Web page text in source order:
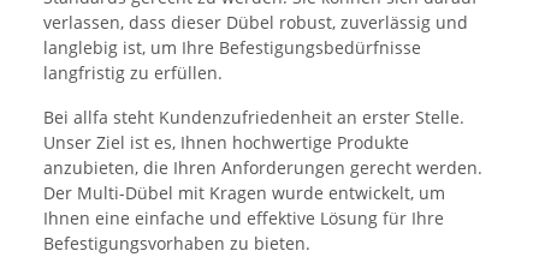
verlassen, dass dieser Dübel robust, zuverlässig und
langlebig ist, um Ihre Befestigungsbedürfnisse
langfristig zu erfüllen.
Bei allfa steht Kundenzufriedenheit an erster Stelle.
Unser Ziel ist es, Ihnen hochwertige Produkte
anzubieten, die Ihren Anforderungen gerecht werden.
Der Multi-Dübel mit Kragen wurde entwickelt, um
Ihnen eine einfache und effektive Lösung für Ihre
Befestigungsvorhaben zu bieten.